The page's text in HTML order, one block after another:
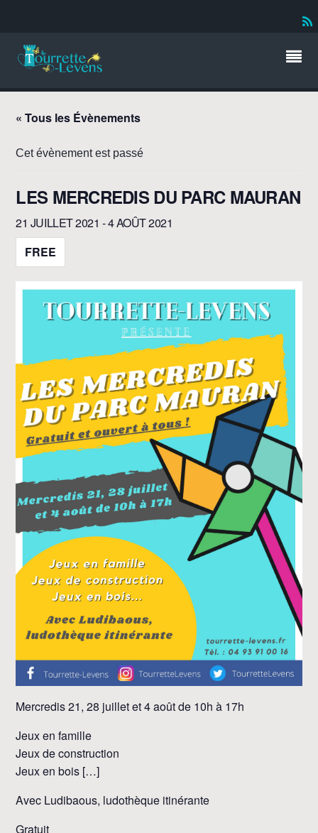
« Tous les Évènements
Cet évènement est passé
LES MERCREDIS DU PARC MAURAN
21 JUILLET 2021 -4 AOÛT 2021
FREE
Mercredis 21, 28 juillet et 4 août de 10h à 17h
Jeux en famille
Jeux de construction
Jeux en bois […]
Avec Ludibaous, ludothèque itinérante
Gratuit